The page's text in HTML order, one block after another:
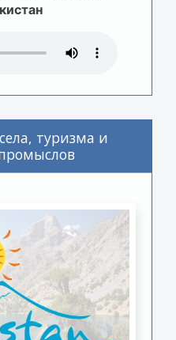
туризма и